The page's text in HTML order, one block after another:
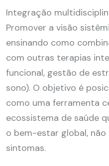
Integração
Promover a visão
ensinando como
com outras terapias
funcional, gestão de
sono). O objetivo é
como uma ferramenta
ecossistema de saúde
o bem-estar global,
sintomas.